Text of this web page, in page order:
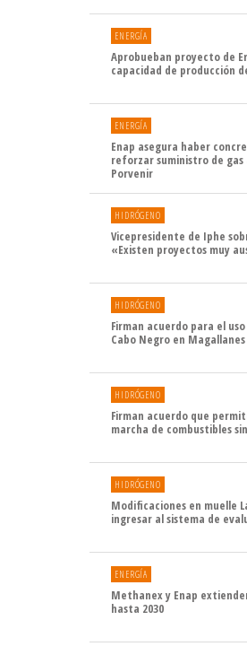
ENERGÍA
Aprobueban proyecto de
capacidad de producción
ENERGÍA
Enap asegura haber
reforzar suministro de
Porvenir
HIDRÓGENO
Vicepresidente de Iphe
«Existen proyectos muy
HIDRÓGENO
Firman acuerdo para el
Cabo Negro en Magallanes
HIDRÓGENO
Firman acuerdo que
marcha de combustibles
HIDRÓGENO
Modificaciones en muelle
ingresar al sistema de
ENERGÍA
Methanex y Enap
hasta 2030